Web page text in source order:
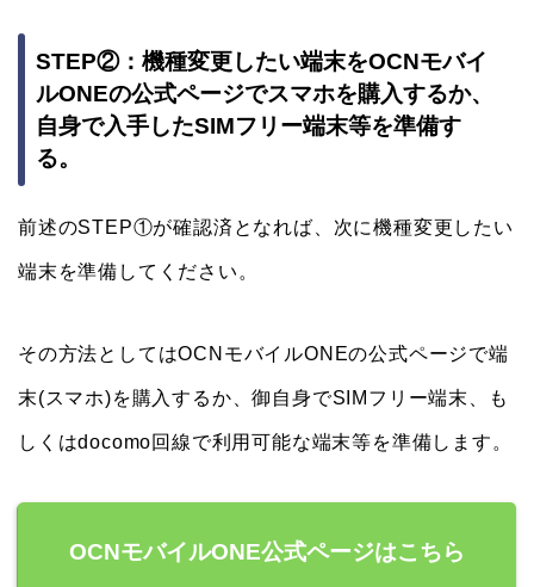
STEP②：機種変更したい端末をOCNモバイ
ルONEの公式ページでスマホを購入するか、
自身で入手したSIMフリー端末等を準備す
る。
前述のSTEP①が確認済となれば、次に機種変更したい
端末を準備してください。
その方法としてはOCNモバイルONEの公式ページで端
末(スマホ)を購入するか、御自身でSIMフリー端末、も
しくはdocomo回線で利用可能な端末等を準備します。
OCNモバイルONE公式ページはこちら